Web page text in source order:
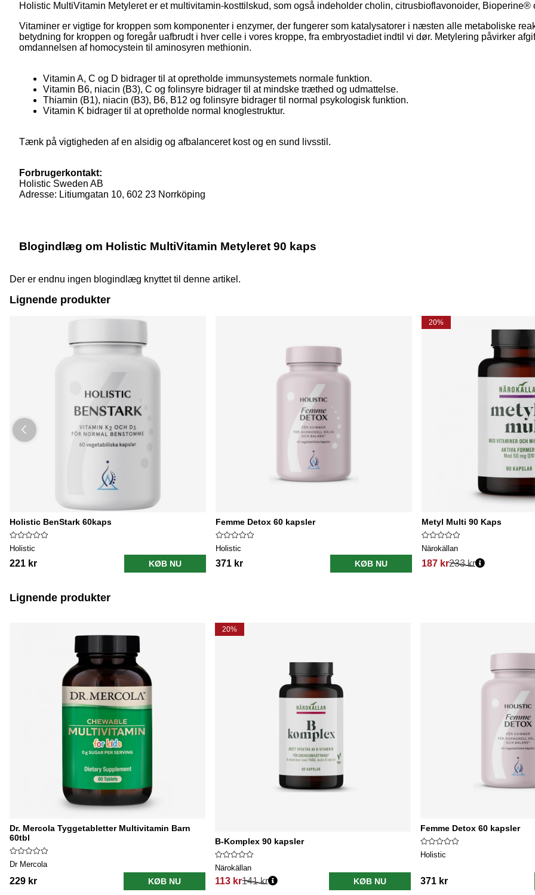
Holistic MultiVitamin Metyleret er et multivitamin-kosttilskud, som også indeholder cholin, citrusbioflavonoider,
Vitaminer er vigtige for kroppen som komponenter i enzymer, der fungerer som katalysatorer i næsten alle metaboliske
betydning for kroppen og foregår uafbrudt i hver celle i vores kroppe, fra embryostadiet indtil vi dør. Metylering påvirker
omdannelsen af homocystein til aminosyren methionin.
Vitamin A, C og D bidrager til at opretholde immunsystemets normale funktion.
Vitamin B6, niacin (B3), C og folinsyre bidrager til at mindske træthed og udmattelse.
Thiamin (B1), niacin (B3), B6, B12 og folinsyre bidrager til normal psykologisk funktion.
Vitamin K bidrager til at opretholde normal knoglestruktur.
Tænk på vigtigheden af en alsidig og afbalanceret kost og en sund livsstil.
Forbrugerkontakt:
Holistic Sweden AB
Adresse: Litiumgatan 10, 602 23 Norrköping
Blogindlæg om Holistic MultiVitamin Metyleret 90 kaps
Der er endnu ingen blogindlæg knyttet til denne artikel.
Lignende produkter
Holistic BenStark 60kaps
Holistic
221 kr KØB NU
Femme Detox 60 kapsler
Holistic
371 kr KØB NU
20%
Metyl Multi 90 Kaps
Närokällan
187 kr233 kr
Lignende produkter
Dr. Mercola Tyggetabletter Multivitamin Barn
60tbl
Dr Mercola
229 kr KØB NU
20%
B-Komplex 90 kapsler
Närokällan
113 kr
Normalpris:
141 kr KØB NU
Femme Detox 60 kapsler
Holistic
371 kr